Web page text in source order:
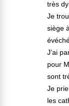
très
Je
siège
J’ai
pour
sont
Je
les